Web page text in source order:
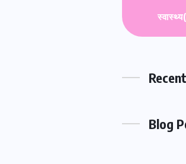
स्वास्थ्य
Blog